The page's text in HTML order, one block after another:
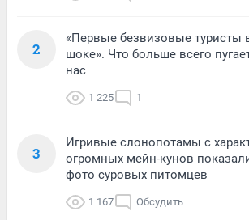
2
«Первые безвизовые туристы
шоке». Что больше всего
нас
1 225 1
3
Игривые слонопотамы с
огромных мейн-кунов
фото суровых питомцев
1 167 Обсудить